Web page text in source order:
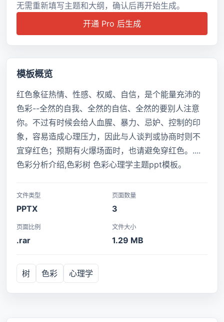
无需重新填写主题和大纲，确认后再开始生成。
开通 Pro 后生成
模板概览
红色象征热情、性感、权威、自信，是个能量充沛的
色彩--全然的自我、全然的自信、全然的要别人注意
你。不过有时候会给人血腥、暴力、忌妒、控制的印
象，容易造成心理压力，因此与人谈判或协商时则不
宜穿红色；预期有火爆场面时，也请避免穿红色。....
色彩分析介绍,色彩树 色彩心理学主题ppt模板。
文件类型
PPTX
页面数量
3
页面比例
.rar
文件大小
1.29 MB
树 色彩 心理学